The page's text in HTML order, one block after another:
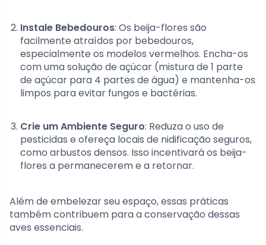
Instale Bebedouros: Os beija-flores são
facilmente atraídos por bebedouros,
especialmente os modelos vermelhos. Encha-os
com uma solução de açúcar (mistura de 1 parte
de açúcar para 4 partes de água) e mantenha-os
limpos para evitar fungos e bactérias.
Crie um Ambiente Seguro: Reduza o uso de
pesticidas e ofereça locais de nidificação seguros,
como arbustos densos. Isso incentivará os beija-
flores a permanecerem e a retornar.
Além de embelezar seu espaço, essas práticas
também contribuem para a conservação dessas
aves essenciais.